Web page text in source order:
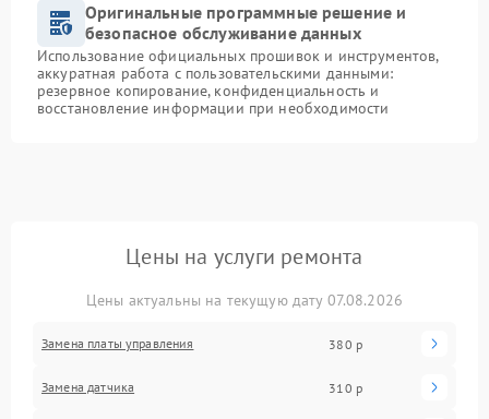
Оригинальные программные решение и
безопасное обслуживание данных
Использование официальных прошивок и инструментов,
аккуратная работа с пользовательскими данными:
резервное копирование, конфиденциальность и
восстановление информации при необходимости
Цены на услуги ремонта
Цены актуальны на текущую дату 07.08.2026
Замена платы управления 380 р
Замена датчика 310 р